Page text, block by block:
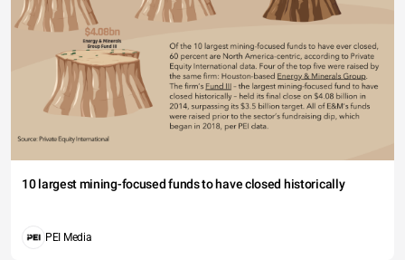
10 largest mining-focused funds to have closed historically
PEI Media